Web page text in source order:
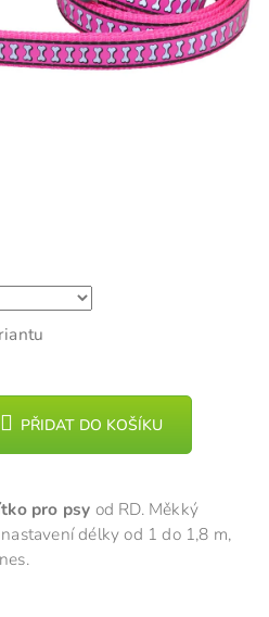
PŘIDAT DO KOŠÍKU
pro psy od RD. Měkký
délky od 1 do 1,8 m,